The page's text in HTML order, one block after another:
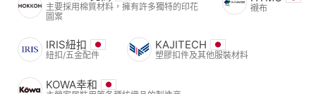
主要採用棉質材料，擁有許多獨特的印花
圖案
襯布
IRIS紐扣
紐扣/五金配件
KAJITECH
塑膠扣件及其他服裝材料
KOWA幸和